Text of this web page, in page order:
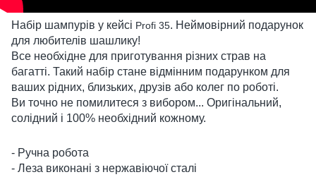
Набір шампурів у кейсі Profi 35. Неймовірний подарунок
для любителів шашлику!
Все необхідне для приготування різних страв на
багатті. Такий набір стане відмінним подарунком для
ваших рідних, близьких, друзів або колег по роботі.
Ви точно не помилитеся з вибором... Оригінальний,
солідний і 100% необхідний кожному.
- Ручна робота
- Леза виконані з нержавіючої сталі